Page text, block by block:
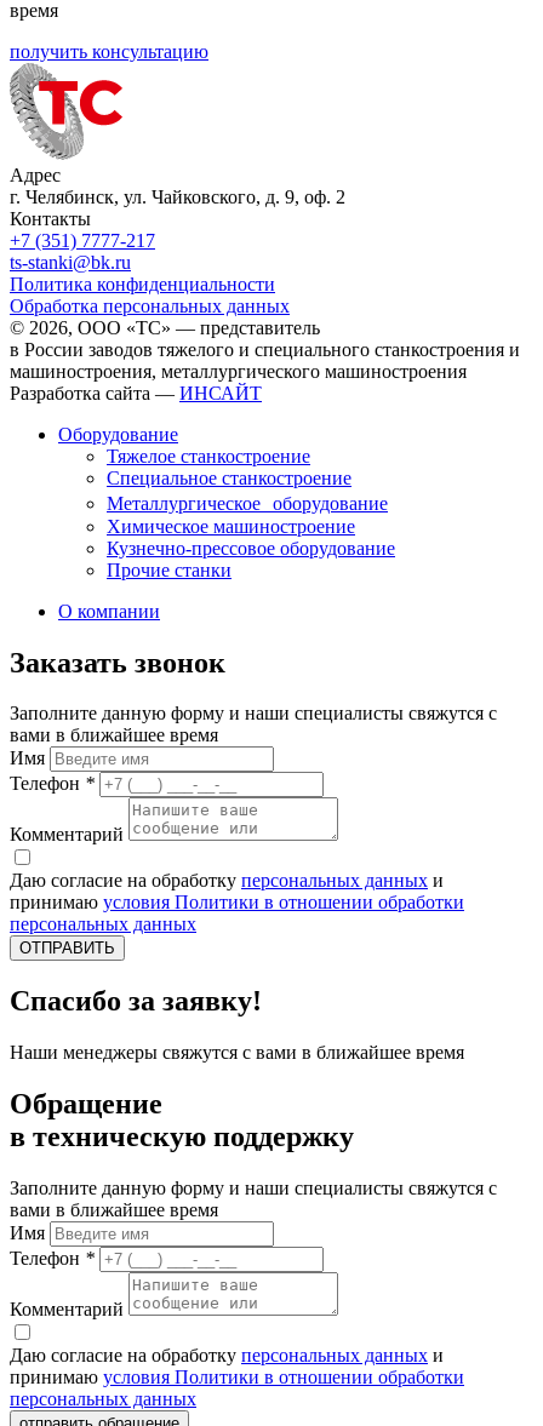
время
получить консультацию
Адрес
г. Челябинск, ул. Чайковского, д. 9, оф. 2
Контакты
+7 (351) 7777-217
ts-stanki@bk.ru
Политика конфиденциальности
Обработка персональных данных
© 2026, ООО «ТС» — представитель
в России заводов тяжелого и специального станкостроения и
машиностроения, металлургического машиностроения
Разработка сайта — ИНСАЙТ
Оборудование
Тяжелое станкостроение
Специальное станкостроение
Металлургическое оборудование
Химическое машиностроение
Кузнечно-прессовое оборудование
Прочие станки
О компании
Заказать звонок
Заполните данную форму и наши специалисты свяжутся с
вами в ближайшее время
Имя
Телефон *
Комментарий
Даю согласие на обработку персональных данных и
принимаю условия Политики в отношении обработки
персональных данных
ОТПРАВИТЬ
Спасибо за заявку!
Наши менеджеры свяжутся с вами в ближайшее время
Обращение
в техническую поддержку
Заполните данную форму и наши специалисты свяжутся с
вами в ближайшее время
Имя
Телефон *
Комментарий
Даю согласие на обработку персональных данных и
принимаю условия Политики в отношении обработки
персональных данных